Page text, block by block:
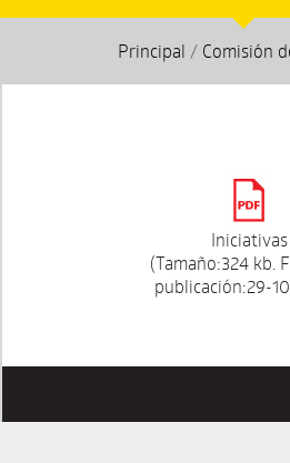
Principal / Comisión
Iniciativas
(Tamaño:324 kb.
publicación:29-